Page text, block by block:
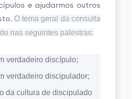
e ajudarmos outros
O tema geral da consulta
nas seguintes palestras:
verdadeiro discípulo;
verdadeiro discipulador;
da cultura de discipulado